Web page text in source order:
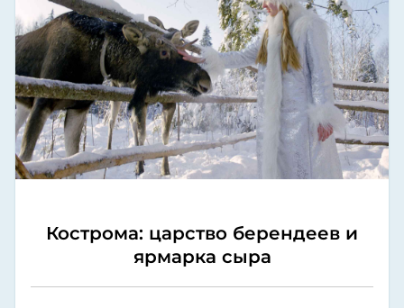
Кострома: царство берендеев и
ярмарка сыра